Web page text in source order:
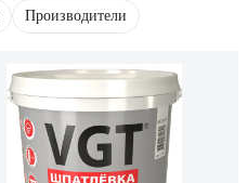
Производители